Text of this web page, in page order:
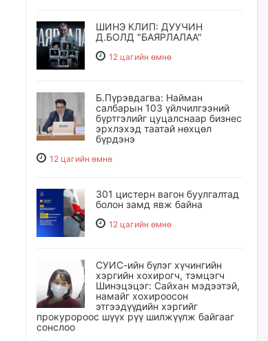
ШИНЭ КЛИП: ДУУЧИН
Д.БОЛД "БАЯРЛАЛАА"
12 цагийн өмнө
Б.Пүрэвдагва: Найман
салбарын 103 үйлчилгээний
бүртгэлийг цуцалснаар бизнес
эрхлэхэд таатай нөхцөл
бүрдэнэ
12 цагийн өмнө
301 цистерн вагон буулгалтад
болон замд явж байна
12 цагийн өмнө
СУИС-ийн бүлэг хүчингийн
хэргийн хохирогч, тэмцэгч
Шинэцэцэг: Сайхан мэдээтэй,
намайг хохироосон
этгээдүүдийн хэргийг
прокуророос шүүх рүү шилжүүлж байгааг
сонслоо